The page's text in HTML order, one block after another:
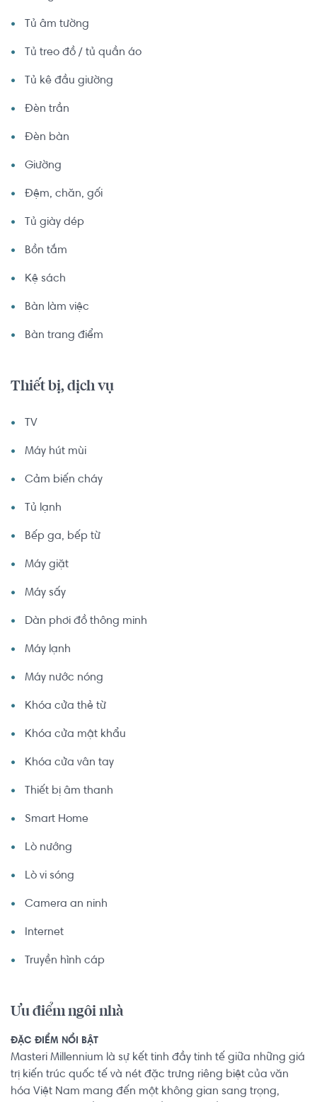
Tủ âm tường
Tủ treo đồ / tủ quần áo
Tủ kê đầu giường
Đèn trần
Đèn bàn
Giường
Đệm, chăn, gối
Tủ giày dép
Bồn tắm
Kệ sách
Bàn làm việc
Bàn trang điểm
Thiết bị, dịch vụ
TV
Máy hút mùi
Cảm biến cháy
Tủ lạnh
Bếp ga, bếp từ
Máy giặt
Máy sấy
Dàn phơi đồ thông minh
Máy lạnh
Máy nước nóng
Khóa cửa thẻ từ
Khóa cửa mật khẩu
Khóa cửa vân tay
Thiết bị âm thanh
Smart Home
Lò nướng
Lò vi sóng
Camera an ninh
Internet
Truyền hình cáp
Ưu điểm ngôi nhà
ĐẶC ĐIỂM NỔI BẬT
Masteri Millennium là sự kết tinh đầy tinh tế giữa những giá
trị kiến trúc quốc tế và nét đặc trưng riêng biệt của văn
hóa Việt Nam mang đến một không gian sang trọng,